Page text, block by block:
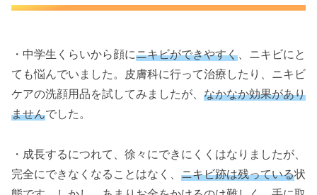
・中学生くらいから顔にニキビができやすく 、ニキビにと
ても悩んでいました。皮膚科に行って治療したり、ニキビ
ケアの洗顔用品を試してみましたが、 なかなか効果があり
ませんでした。
・成長するにつれて、徐々にできにくくはなりましたが、
完全にできなくなることはなく、 ニキビ跡は残っている状